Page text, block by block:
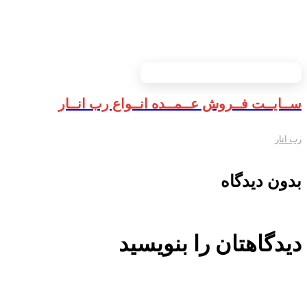
ســایــت فــروش عــمــده انــواع رب انــار
رب انار
بدون دیدگاه
دیدگاهتان را بنویسید